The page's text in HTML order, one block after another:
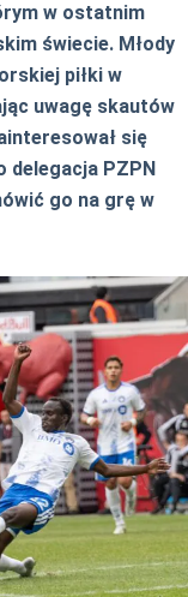
w ostatnim
świecie. Młody
piłki w
uwagę skautów
się
delegacja PZPN
go na grę w